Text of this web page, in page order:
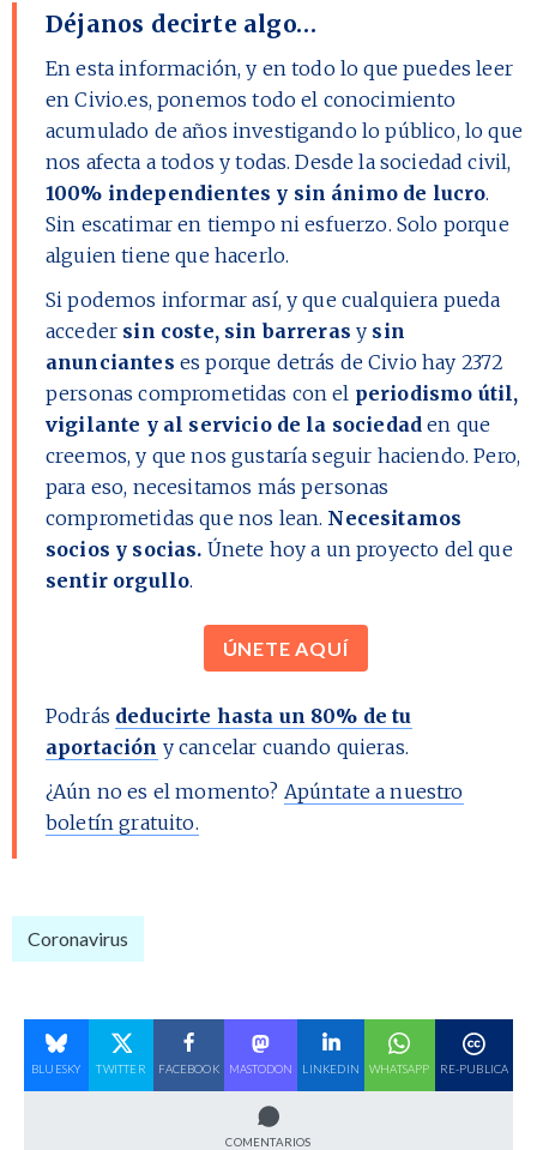
Déjanos decirte algo…
En esta información, y en todo lo que puedes leer
en Civio.es, ponemos todo el conocimiento
acumulado de años investigando lo público, lo que
nos afecta a todos y todas. Desde la sociedad civil,
100% independientes y sin ánimo de lucro.
Sin escatimar en tiempo ni esfuerzo. Solo porque
alguien tiene que hacerlo.
Si podemos informar así, y que cualquiera pueda
acceder sin coste, sin barreras y sin
anunciantes es porque detrás de Civio hay 2372
personas comprometidas con el periodismo útil,
vigilante y al servicio de la sociedad en que
creemos, y que nos gustaría seguir haciendo. Pero,
para eso, necesitamos más personas
comprometidas que nos lean. Necesitamos
socios y socias. Únete hoy a un proyecto del que
sentir orgullo.
ÚNETE AQUÍ
Podrás deducirte hasta un 80% de tu
aportación y cancelar cuando quieras.
¿Aún no es el momento? Apúntate a nuestro
boletín gratuito.
Coronavirus
BLUESKY TWITTER FACEBOOK MASTODON LINKEDIN WHATSAPP RE-PUBLICA
COMENTARIOS